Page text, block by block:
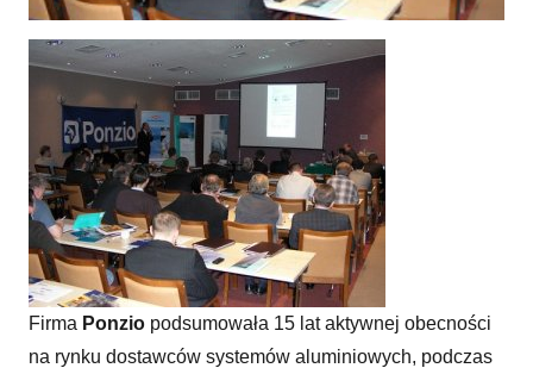
Piętnaście lat alu-ewolucji
Firma Ponzio podsumowała 15 lat aktywnej obecności
na rynku dostawców systemów aluminiowych, podczas